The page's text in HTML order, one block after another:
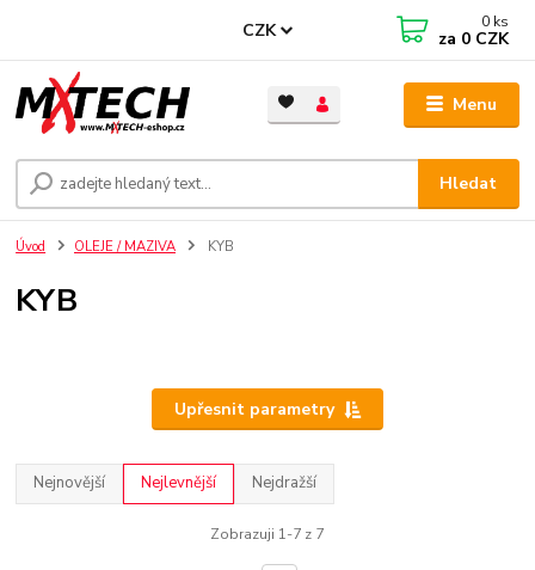
Menu
CZK
Hledat
0 ks
za 0 CZK
Úvod OLEJE / MAZIVA KYB
KYB
Upřesnit parametry
Nejnovější Nejlevnější Nejdražší
Zobrazuji 1-7 z 7